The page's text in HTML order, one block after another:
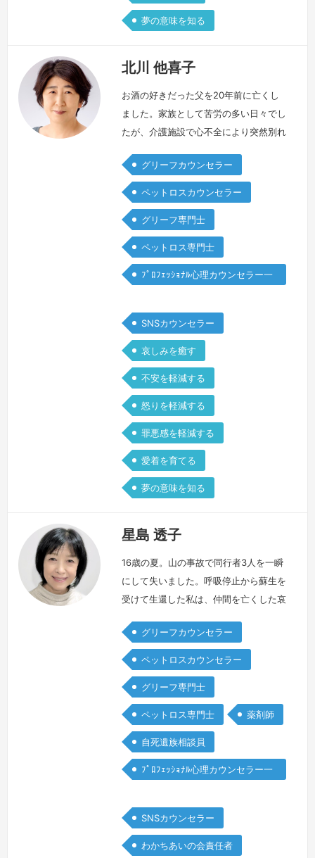
夢の意味を知る
北川 他喜子
お酒の好きだった父を20年前に亡くし
ました。家族として苦労の多い日々でし
たが、介護施設で心不全により突然別れ
こす事なく人生を終えてくれたことに、
私はどこか安堵も覚えました。後にグリ
ーフケアを学ぶ中で、父の飲酒の背景に
は生後2ヶ月で長女を失った深い哀しみ
や、夫婦としての葛藤があったのだと理
解する事ができました。大切な存在を亡
くした時、お一人おひとりが抱える想い
グリーフカウンセラー
ペットロスカウンセラー
グリーフ専門士
ペットロス専門士
ﾌﾟﾛﾌｪｯｼｮﾅﾙ心理カウンセラー一
SNSカウンセラー
哀しみを癒す
不安を軽減する
怒りを軽減する
罪悪感を軽減する
愛着を育てる
夢の意味を知る
星島 透子
16歳の夏。山の事故で同行者3人を一瞬
にして失いました。呼吸停止から蘇生を
受けて生還した私は、仲間を亡くした哀
を抱えることに。事故前後の記憶を失く
してしまった混乱の中で、何が生死を分
けたのか、なぜ私が生かされたのかと、
答えの出ない問いを繰り返しました。
両親は若くして他界し、後年、息子が
事故で帰らぬ人となりました。息をする
ことことすら苦しい絶望の中でグリーフ
ケ…
続きを見る »
グリーフカウンセラー
ペットロスカウンセラー
グリーフ専門士
ペットロス専門士 薬剤師
自死遺族相談員
ﾌﾟﾛﾌｪｯｼｮﾅﾙ心理カウンセラー一
SNSカウンセラー
わかちあいの会責任者